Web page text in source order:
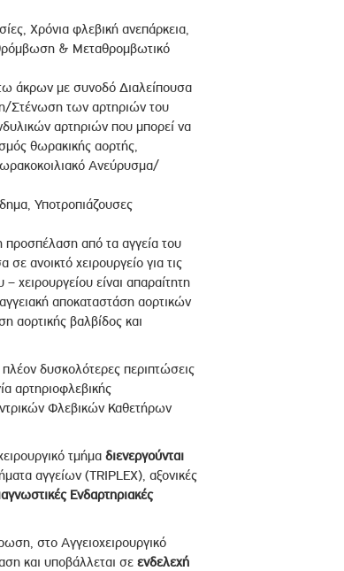
Χρόνια φλεβική ανεπάρκεια,
& Μεταθρομβωτικό
άκρων με συνοδό Διαλείπουσα
Στένωση των αρτηριών του
αρτηριών που μπορεί να
θωρακικής αορτής,
Ανεύρυσμα/
Υποτροπιάζουσες
προσπέλαση από τα αγγεία του
ανοικτό χειρουργείο για τις
χειρουργείου είναι απαραίτητη
αποκαταστάση αορτικών
αορτικής βαλβίδος και
πλέον δυσκολότερες περιπτώσεις
αρτηριοφλεβικής
Φλεβικών Καθετήρων
τμήμα διενεργούνται
αγγείων (TRIPLEX), αξονικές
Ενδαρτηριακές
στο Αγγειοχειρουργικό
και υποβάλλεται σε ενδελεχή